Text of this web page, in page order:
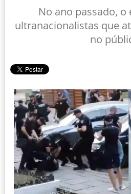
No ano passado,
ultranacionalistas que
no